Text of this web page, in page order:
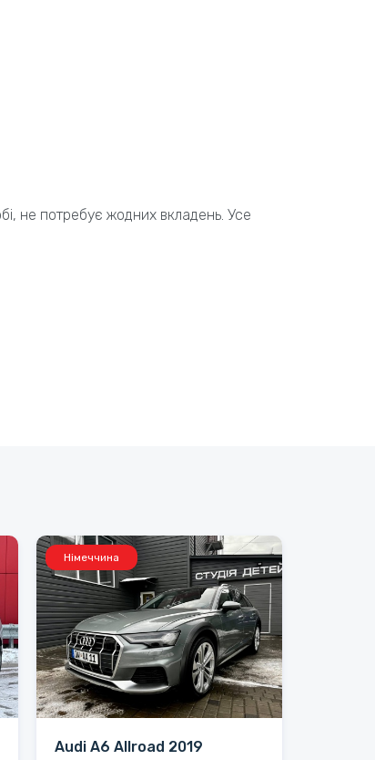
не потребує жодних вкладень. Усе
Німеччина
Audi A6 Allroad 2019